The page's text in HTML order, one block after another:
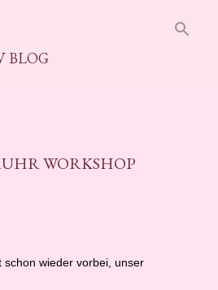
BLOG
WORKSHOP
schon wieder vorbei, unser